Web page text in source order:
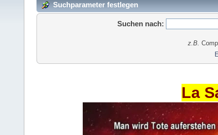
Suchparameter festlegen
Suchen nach:
z.B.
La